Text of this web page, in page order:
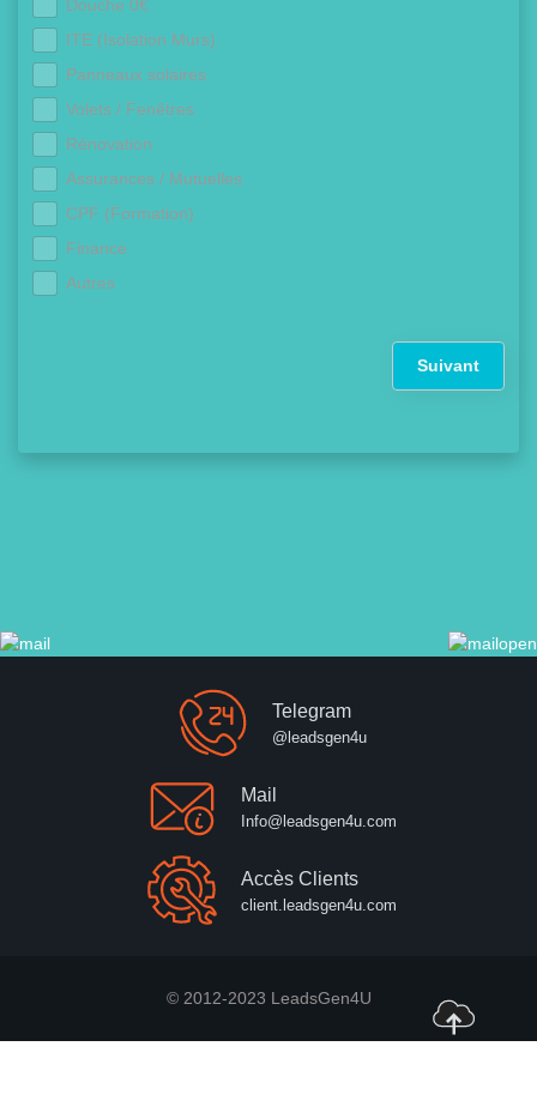
Douche 0€
ITE (Isolation Murs)
Panneaux solaires
Volets / Fenêtres
Rénovation
Assurances / Mutuelles
CPF (Formation)
Finance
Autres
Suivant
Telegram
@leadsgen4u
Mail
Info@leadsgen4u.com
Accès Clients
client.leadsgen4u.com
© 2012-2023 LeadsGen4U